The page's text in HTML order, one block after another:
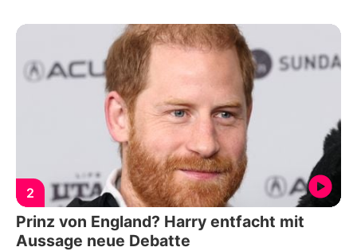
2
Prinz von England? Harry entfacht mit
Aussage neue Debatte